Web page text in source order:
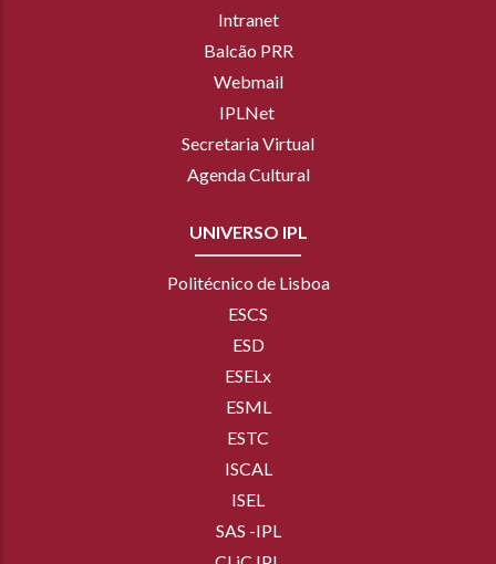
Intranet
Balcão PRR
Webmail
IPLNet
Secretaria Virtual
Agenda Cultural
UNIVERSO IPL
Politécnico de Lisboa
ESCS
ESD
ESELx
ESML
ESTC
ISCAL
ISEL
SAS -IPL